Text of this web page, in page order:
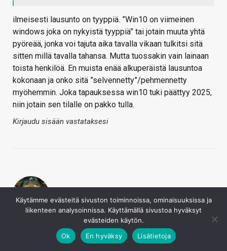
ilmeisesti lausunto on tyyppiä. ”Win10 on viimeinen
windows joka on nykyistä tyyppiä” tai jotain muuta yhtä
pyöreää, jonka voi tajuta aika tavalla vikaan tulkitsi sitä
sitten millä tavalla tahansa. Mutta tuossakin vain lainaan
toista henkilöä. En muista enää alkuperäistä lausuntoa
kokonaan ja onko sitä ”selvennetty”/pehmennetty
myöhemmin. Joka tapauksessa win10 tuki päättyy 2025,
niin jotain sen tilalle on pakko tulla.
Kirjaudu sisään vastataksesi
Käytämme evästeitä sivuston toiminnoissa, ominaisuuksissa ja
liikenteen analysoinnissa. Käyttämällä sivustoa hyväksyt
evästeiden käytön.
Ok
En hyväksy Lisätietoja